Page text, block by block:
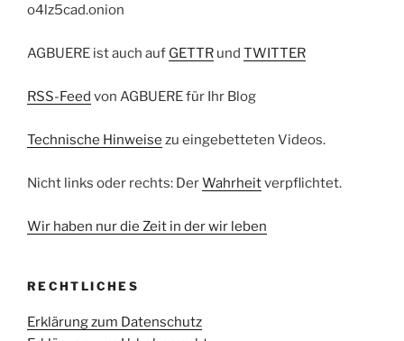
o4lz5cad.onion
AGBUERE ist auch auf GETTR und TWITTER
RSS-Feed von AGBUERE für Ihr Blog
Technische Hinweise zu eingebetteten Videos.
Nicht links oder rechts: DerWahrheitverpflichtet.
Wir haben nur die Zeit in der wir leben
RECHTLICHES
Erklärung zum Datenschutz